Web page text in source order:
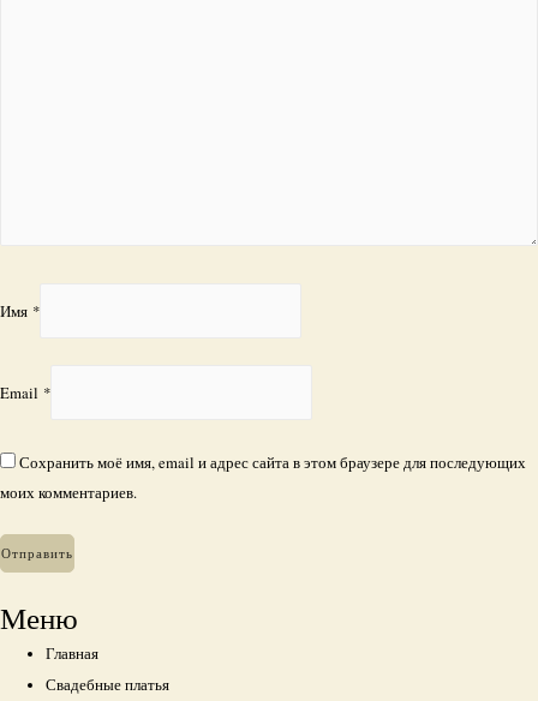
Имя *
Email *
Сохранить моё имя, email и адрес сайта в этом браузере для последующих
моих комментариев.
Меню
Главная
Свадебные платья